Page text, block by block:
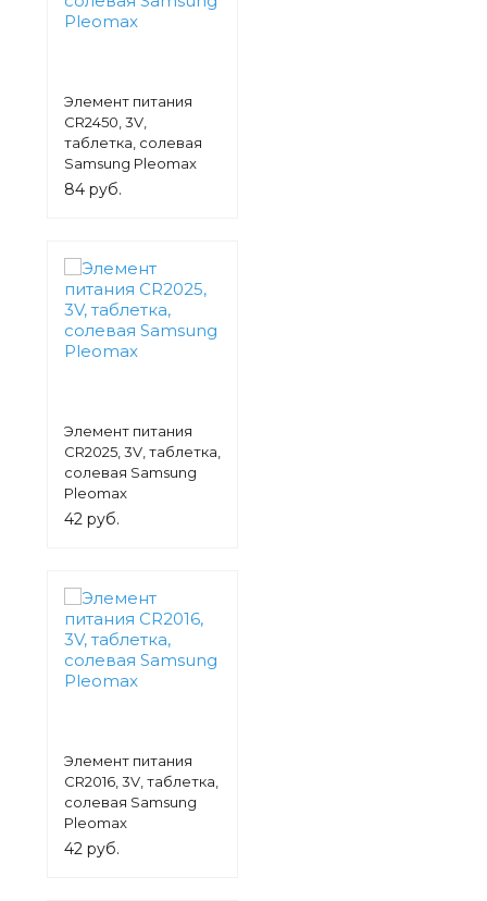
Элемент питания
СR2450, 3V,
таблетка, солевая
Samsung Pleomax
84 руб.
Элемент питания
СR2025, 3V, таблетка,
солевая Samsung
Pleomax
42 руб.
Элемент питания
СR2016, 3V, таблетка,
солевая Samsung
Pleomax
42 руб.